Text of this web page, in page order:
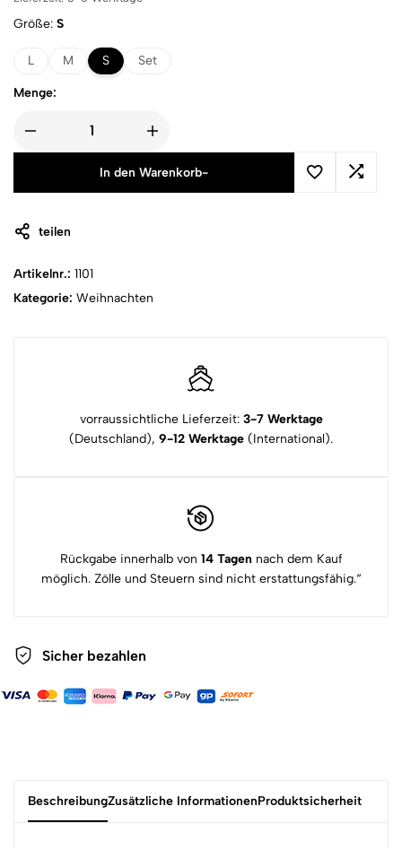
Größe S
L M S Set
Menge:
In den Warenkorb-
teilen
Artikelnr.: 1101
Kategorie: Weihnachten
vorraussichtliche Lieferzeit: 3-7 Werktage
(Deutschland), 9-12 Werktage (International).
Rückgabe innerhalb von 14 Tagennach dem Kauf
möglich. Zölle und Steuern sind nicht erstattungsfähig.“
Sicher bezahlen
BeschreibungZusätzliche InformationenProduktsicherheit